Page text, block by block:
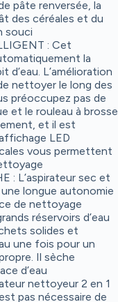
pâte renversée, la
des céréales et du
souci
: Cet
la
L’amélioration
nettoyer le long des
préoccupez pas de
et le rouleau à brosse
et il est
LED
vous permettent
: L’aspirateur sec et
longue autonomie
de nettoyage
réservoirs d’eau
solides et
une fois pour un
Il sèche
d’eau
nettoyeur 2 en 1
pas nécessaire de